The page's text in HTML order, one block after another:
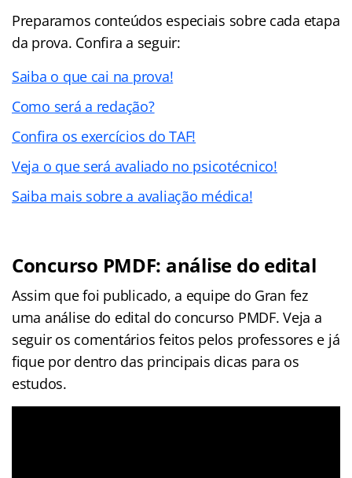
Preparamos conteúdos especiais sobre cada etapa
da prova. Confira a seguir:
Saiba o que cai na prova!
Como será a redação?
Confira os exercícios do TAF!
Veja o que será avaliado no psicotécnico!
Saiba mais sobre a avaliação médica!
Concurso PMDF: análise do edital
Assim que foi publicado, a equipe do Gran fez
uma análise do edital do concurso PMDF. Veja a
seguir os comentários feitos pelos professores e já
fique por dentro das principais dicas para os
estudos.